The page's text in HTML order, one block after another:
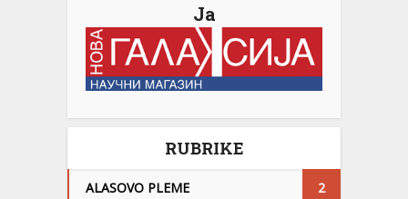
Ja
RUBRIKE
ALASOVO PLEME 2